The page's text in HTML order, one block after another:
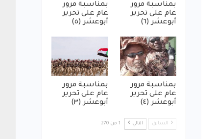
بمناسبة مرور
عام على تحرير
أبوعشر (٦)
بمناسبة مرور
عام على تحرير
أبوعشر (٥)
بمناسبة مرور
عام على تحرير
أبوعشر (٤)
بمناسبة مرور
عام على تحرير
أبوعشر (٣)
السابق التالي 1 من 270